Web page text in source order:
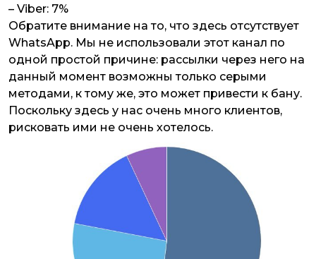
– Viber: 7%
Обратите внимание на то, что здесь отсутствует
WhatsApp. Мы не использовали этот канал по
одной простой причине: рассылки через него на
данный момент возможны только серыми
методами, к тому же, это может привести к бану.
Поскольку здесь у нас очень много клиентов,
рисковать ими не очень хотелось.